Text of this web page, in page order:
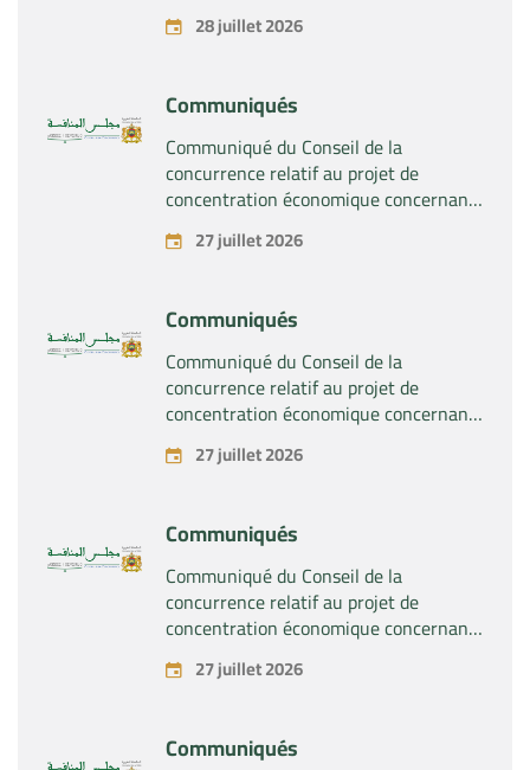
28 juillet 2026
Communiqués
Communiqué du Conseil de la
concurrence relatif au projet de
concentration économique concernant
la prise du contrôle exclusif par la
société « Substipharm SAS » des actifs
pharmaceutiques « Rilutek » et «
Sabril » détenus par la société « Sanofi
SA »
27 juillet 2026
Communiqués
Communiqué du Conseil de la
concurrence relatif au projet de
concentration économique concernant
la prise du contrôle exclusif par la
société « Plastika Kritis SA » de la
27 juillet 2026
Communiqués
Communiqué du Conseil de la
concurrence relatif au projet de
concentration économique concernant
la prise par la société « Fives SAS » du
contrôle exclusif de la société « Aries
27 juillet 2026
Communiqués